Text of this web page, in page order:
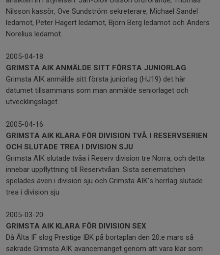
Nilsson kassör, Ove Sundström sekreterare, Michael Sandel
ledamot, Peter Hagert ledamot, Björn Berg ledamot och Anders
Norelius ledamot.
2005-04-18
GRIMSTA AIK ANMÄLDE SITT FÖRSTA JUNIORLAG
Grimsta AIK anmälde sitt första juniorlag (HJ19) det här
datumet tillsammans som man anmälde seniorlaget och
utvecklingslaget.
2005-04-16
GRIMSTA AIK KLARA FÖR DIVISION TVÅ I RESERVSERIEN
OCH SLUTADE TREA I DIVISION SJU
Grimsta AIK slutade tvåa i Reserv division tre Norra, och detta
innebar uppflyttning till Reservtvåan. Sista seriematchen
spelades även i division sju och Grimsta AIK's herrlag slutade
trea i division sju
2005-03-20
GRIMSTA AIK KLARA FÖR DIVISION SEX
Då Älta IF slog Prestige IBK på bortaplan den 20:e mars så
säkrade Grimsta AIK avancemanget genom att vara klar som